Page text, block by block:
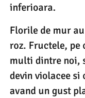
inferioara.
Florile de mur
roz. Fructele, pe
multi dintre noi,
devin violacee si
avand un gust